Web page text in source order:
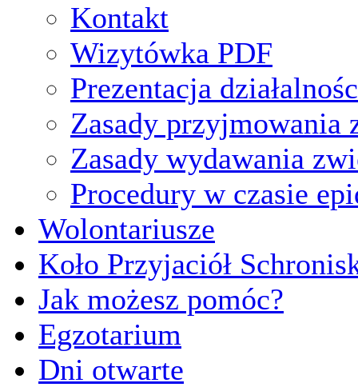
Kontakt
Wizytówka PDF
Prezentacja
Zasady przyjmowania
Zasady wydawania
Procedury w czasie
Wolontariusze
Koło Przyjaciół
Jak możesz pomóc?
Egzotarium
Dni otwarte